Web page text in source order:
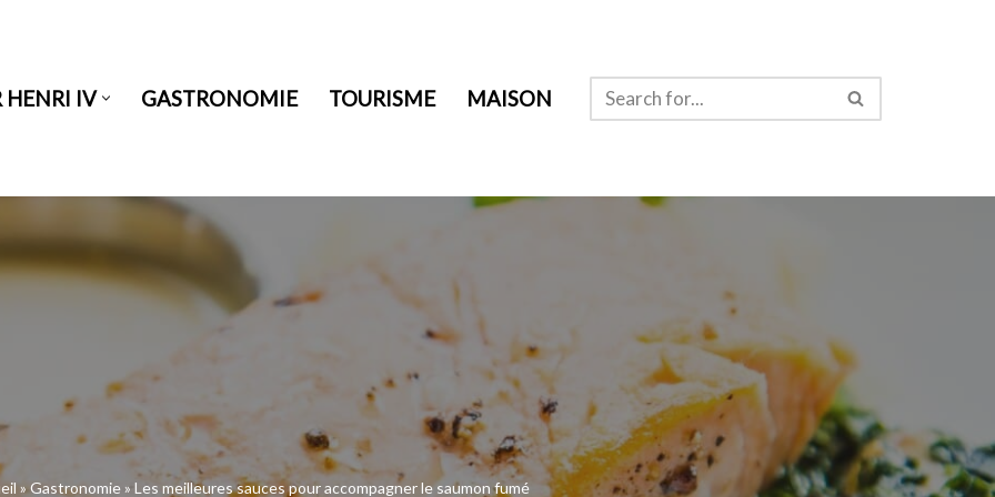
HENRI IV GASTRONOMIE TOURISME MAISON
»Gastronomie» Les meilleures sauces pour accompagner le saumon fumé